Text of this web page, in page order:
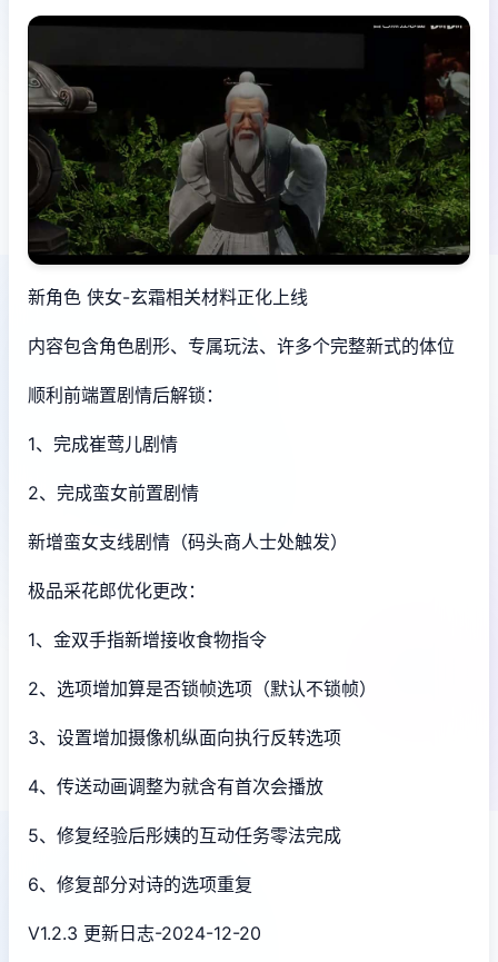
新角色 侠女-玄霜相关材料正化上线
内容包含角色剧形、专属玩法、许多个完整新式的体位
顺利前端置剧情后解锁：
1、完成崔莺儿剧情
2、完成蛮女前置剧情
新增蛮女支线剧情（码头商人士处触发）
极品采花郎优化更改：
1、金双手指新增接收食物指令
2、选项增加算是否锁帧选项（默认不锁帧）
3、设置增加摄像机纵面向执行反转选项
4、传送动画调整为就含有首次会播放
5、修复经验后彤姨的互动任务零法完成
6、修复部分对诗的选项重复
V1.2.3 更新日志-2024-12-20